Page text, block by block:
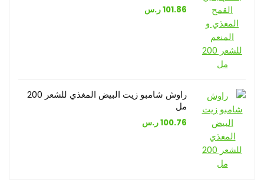
101.86ر.س
راوش شامبو زيت البيض المغذي للشعر 200
مل
100.76ر.س